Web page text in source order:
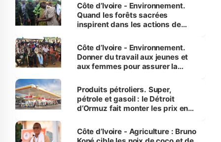
Côte d’Ivoire - Environnement.
Quand les forêts sacrées
inspirent dans les actions de
Côte d’Ivoire - Environnement.
Donner du travail aux jeunes et
aux femmes pour assurer la
menacées
Produits pétroliers. Super,
pétrole et gasoil : le Détroit
d’Ormuz fait monter les prix en
Côte d’Ivoire - Agriculture : Bruno